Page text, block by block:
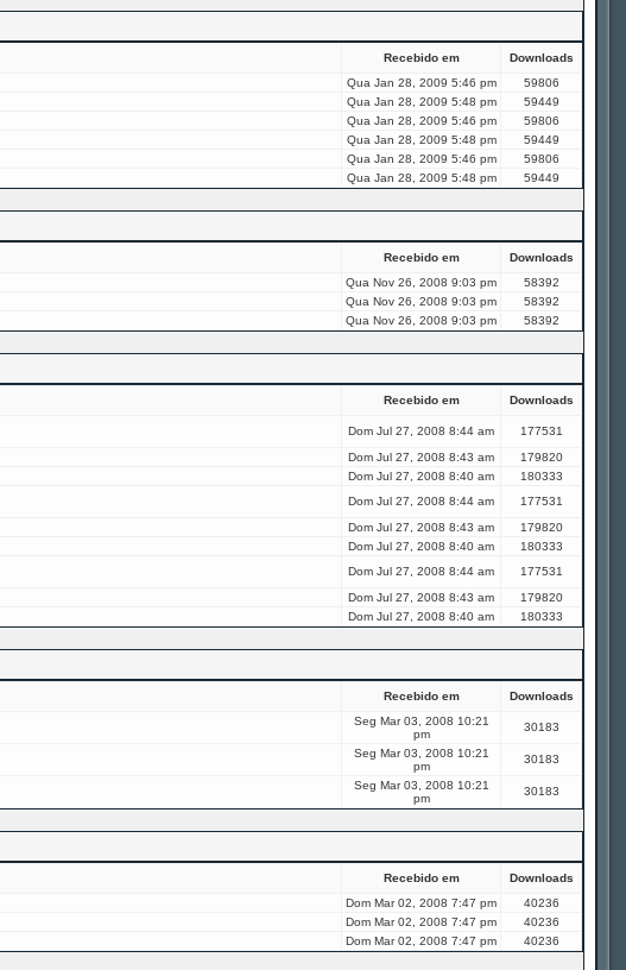
Recebido em
Downloads
Qua Jan 28, 2009 5:46 pm
59806
Qua Jan 28, 2009 5:48 pm
59449
Qua Jan 28, 2009 5:46 pm
59806
Qua Jan 28, 2009 5:48 pm
59449
Qua Jan 28, 2009 5:46 pm
59806
Qua Jan 28, 2009 5:48 pm 59449
Recebido em
Downloads
Qua Nov 26, 2008 9:03 pm
58392
Qua Nov 26, 2008 9:03 pm
58392
Qua Nov 26, 2008 9:03 pm 58392
Recebido em
Downloads
Dom Jul 27, 2008 8:44 am
177531
Dom Jul 27, 2008 8:43 am
179820
Dom Jul 27, 2008 8:40 am
180333
Dom Jul 27, 2008 8:44 am
177531
Dom Jul 27, 2008 8:43 am
179820
Dom Jul 27, 2008 8:40 am
180333
Dom Jul 27, 2008 8:44 am
177531
Dom Jul 27, 2008 8:43 am
179820
Dom Jul 27, 2008 8:40 am 180333
Recebido em Downloads
Seg Mar 03, 2008 10:21
pm
30183
Seg Mar 03, 2008 10:21
pm
30183
Seg Mar 03, 2008 10:21
pm
30183
Recebido em
Downloads
Dom Mar 02, 2008 7:47 pm
40236
Dom Mar 02, 2008 7:47 pm
40236
Dom Mar 02, 2008 7:47 pm 40236